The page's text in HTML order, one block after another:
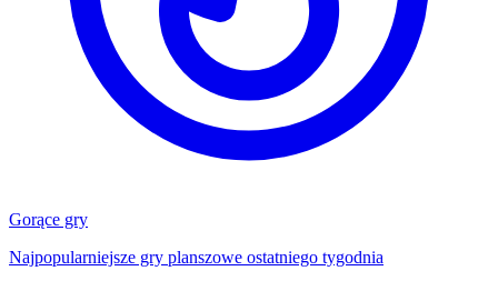
Gorące gry
Najpopularniejsze gry planszowe ostatniego tygodnia